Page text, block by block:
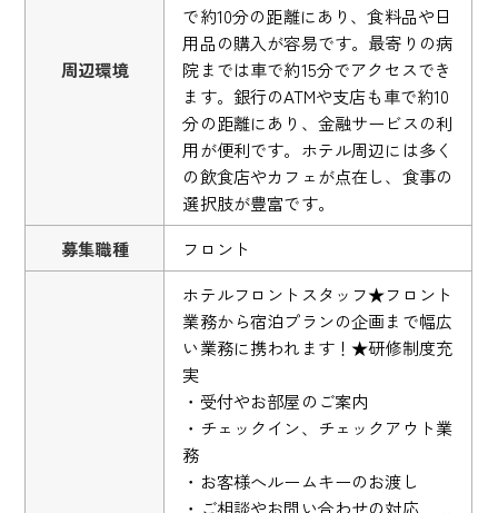
周辺環境
で約10分の距離にあり、食料品や日
用品の購入が容易です。最寄りの病
院までは車で約15分でアクセスでき
ます。銀行のATMや支店も車で約10
分の距離にあり、金融サービスの利
用が便利です。ホテル周辺には多く
の飲食店やカフェが点在し、食事の
選択肢が豊富です。
募集職種
フロント
ホテルフロントスタッフ★フロント
業務から宿泊プランの企画まで幅広
い業務に携われます！★研修制度充
実
・受付やお部屋のご案内
・チェックイン、チェックアウト業
務
・お客様へルームキーのお渡し
・ご相談やお問い合わせの対応 …